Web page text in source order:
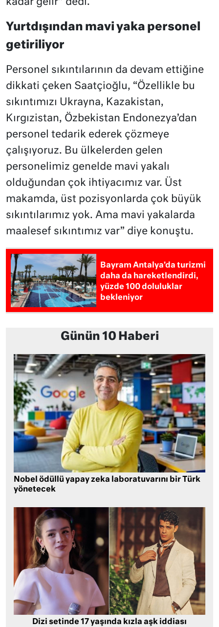
kadar gelir” dedi.
Yurtdışından mavi yaka personel
getiriliyor
Personel sıkıntılarının da devam ettiğine
dikkati çeken Saatçioğlu, “Özellikle bu
sıkıntımızı Ukrayna, Kazakistan,
Kırgızistan, Özbekistan Endonezya’dan
personel tedarik ederek çözmeye
çalışıyoruz. Bu ülkelerden gelen
personelimiz genelde mavi yakalı
olduğundan çok ihtiyacımız var. Üst
makamda, üst pozisyonlarda çok büyük
sıkıntılarımız yok. Ama mavi yakalarda
maalesef sıkıntımız var” diye konuştu.
Bayram Antalya’da turizmi
daha da hareketlendirdi,
yüzde 100 doluluklar
bekleniyor
Günün 10 Haberi
Nobel ödüllü yapay zeka laboratuvarını bir Türk
yönetecek
Dizi setinde 17 yaşında kızla aşk iddiası